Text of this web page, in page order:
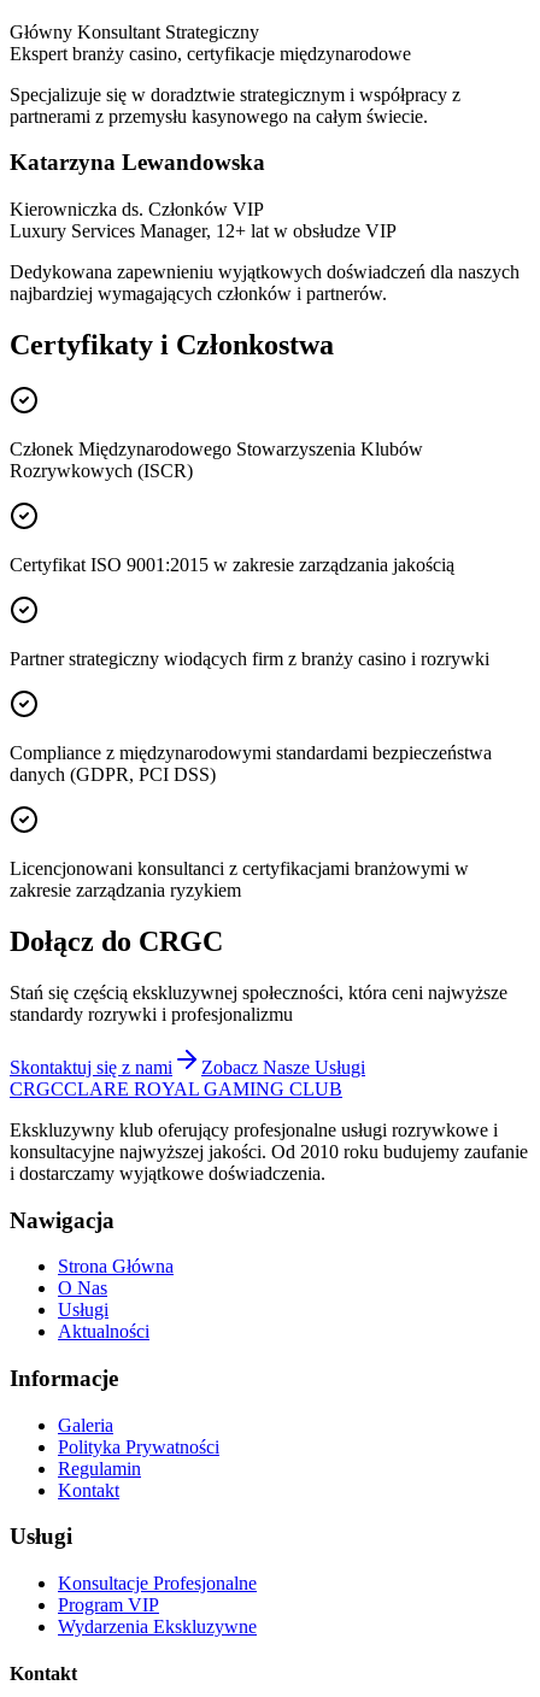
Główny Konsultant Strategiczny
Ekspert branży casino, certyfikacje międzynarodowe
Specjalizuje się w doradztwie strategicznym i współpracy z
partnerami z przemysłu kasynowego na całym świecie.
Katarzyna Lewandowska
Kierowniczka ds. Członków VIP
Luxury Services Manager, 12+ lat w obsłudze VIP
Dedykowana zapewnieniu wyjątkowych doświadczeń dla naszych
najbardziej wymagających członków i partnerów.
Certyfikaty i Członkostwa
Członek Międzynarodowego Stowarzyszenia Klubów
Rozrywkowych (ISCR)
Certyfikat ISO 9001:2015 w zakresie zarządzania jakością
Partner strategiczny wiodących firm z branży casino i rozrywki
Compliance z międzynarodowymi standardami bezpieczeństwa
danych (GDPR, PCI DSS)
Licencjonowani konsultanci z certyfikacjami branżowymi w
zakresie zarządzania ryzykiem
Dołącz do CRGC
Stań się częścią ekskluzywnej społeczności, która ceni najwyższe
standardy rozrywki i profesjonalizmu
Skontaktuj się z nami
Zobacz Nasze Usługi
CRGCCLARE ROYAL GAMING CLUB
Ekskluzywny klub oferujący profesjonalne usługi rozrywkowe i
konsultacyjne najwyższej jakości. Od 2010 roku budujemy zaufanie
i dostarczamy wyjątkowe doświadczenia.
Nawigacja
Strona Główna
O Nas
Usługi
Aktualności
Informacje
Galeria
Polityka Prywatności
Regulamin
Kontakt
Usługi
Konsultacje Profesjonalne
Program VIP
Wydarzenia Ekskluzywne
Kontakt